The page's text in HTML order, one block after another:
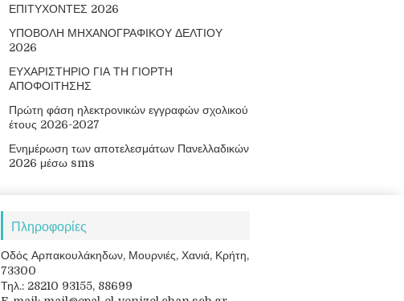
ΕΠΙΤΥΧΟΝΤΕΣ 2026
ΥΠΟΒΟΛΗ ΜΗΧΑΝΟΓΡΑΦΙΚΟΥ ΔΕΛΤΙΟΥ
2026
ΕΥΧΑΡΙΣΤΗΡΙΟ ΓΙΑ ΤΗ ΓΙΟΡΤΗ
ΑΠΟΦΟΙΤΗΣΗΣ
Πρώτη φάση ηλεκτρονικών εγγραφών σχολικού
έτους 2026-2027
Ενημέρωση των αποτελεσμάτων Πανελλαδικών
2026 μέσω sms
Πληροφορίες
Οδός Αρπακουλάκηδων, Μουρνιές, Χανιά, Κρήτη,
73300
Τηλ.: 28210 93155, 88699